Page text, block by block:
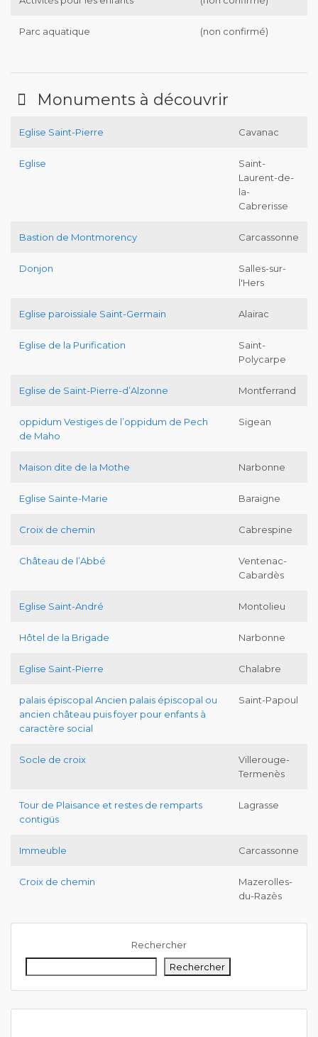
Parc aquatique (non confirmé)
Monuments à découvrir
Eglise Saint-Pierre Cavanac
Eglise
Saint-
Laurent-de-
la-
Cabrerisse
Bastion de Montmorency Carcassonne
Donjon
Salles-sur-
l'Hers
Eglise paroissiale Saint-Germain Alairac
Eglise de la Purification
Saint-
Polycarpe
Eglise de Saint-Pierre-d’Alzonne Montferrand
oppidum Vestiges de l’oppidum de Pech
de Maho
Sigean
Maison dite de la Mothe Narbonne
Eglise Sainte-Marie Baraigne
Croix de chemin Cabrespine
Château de l’Abbé
Ventenac-
Cabardès
Eglise Saint-André Montolieu
Hôtel de la Brigade Narbonne
Eglise Saint-Pierre Chalabre
palais épiscopal Ancien palais épiscopal ou
ancien château puis foyer pour enfants à
caractère social
Saint-Papoul
Socle de croix
Villerouge-
Termenès
Tour de Plaisance et restes de remparts
contigüs
Lagrasse
Immeuble Carcassonne
Croix de chemin
Mazerolles-
du-Razès
Rechercher
Rechercher